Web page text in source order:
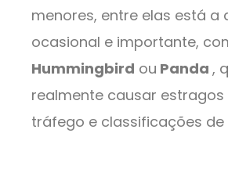
menores, entre elas está a
ocasional e importante,
Hummingbird ou Panda ,
realmente causar estragos
tráfego e classificações de